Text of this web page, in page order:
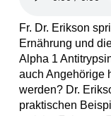
Fr. Dr. Erikson
Ernährung und
Alpha 1
auch Angehörige
werden? Dr.
praktischen